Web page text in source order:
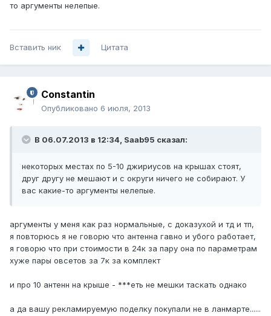
то аргументы нелепые.
Вставить ник Цитата
Constantin
Опубликовано 6 июля, 2013
В 06.07.2013 в 12:34, Saab95 сказал:
некоторых местах по 5-10 джириусов на крышах стоят,
друг другу не мешают и с округи ничего не собирают. У
вас какие-то аргументы нелепые.
аргументы у меня как раз нормальные, с доказухой и тд и тп,
я повторюсь я не говорю что антенна гавно и убого работает,
я говорю что при стоимости в 24к за пару она по параметрам
хуже пары овсетов за 7к за комплект
и про 10 антенн на крыше - ***еть не мешки таскать однако
а да вашу рекламируемую поделку покупали не в ланмарте......